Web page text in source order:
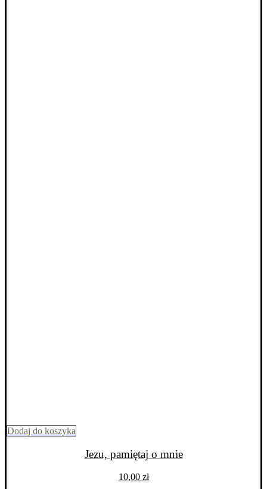
Dodaj do koszyka
Jezu, pamiętaj o mnie
10,00 zł